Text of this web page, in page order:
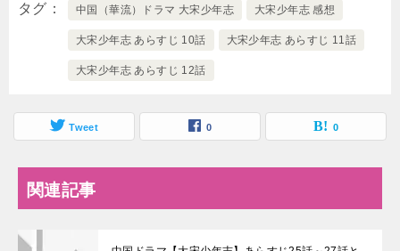
タグ 中国（華流）ドラマ 大宋少年志 大宋少年志 感想
大宋少年志 あらすじ 10話 大宋少年志 あらすじ 11話
大宋少年志 あらすじ 12話
Tweet 0 0
関連記事